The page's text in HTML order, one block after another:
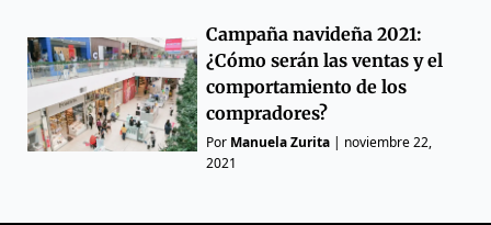
Campaña navideña 2021:
¿Cómo serán las ventas y el
comportamiento de los
compradores?
Por Manuela Zurita | noviembre 22,
2021